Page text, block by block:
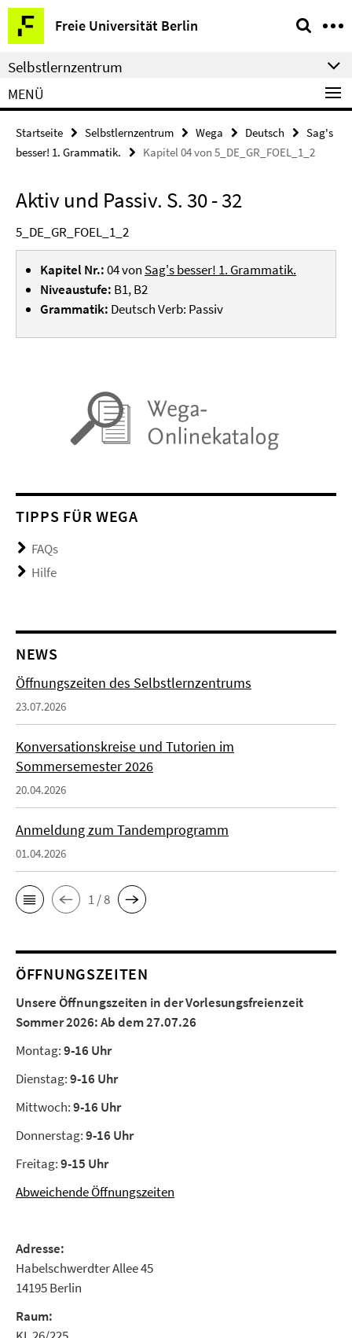
Springe
direkt
zu
Inhalt
Freie Universität Berlin
Service-
Navigation
Selbstlernzentrum
MENÜ
Startseite Selbstlernzentrum Wega Deutsch
Sag's
besser! 1. Grammatik.
Kapitel 04 von 5_DE_GR_FOEL_1_2
Aktiv und Passiv. S. 30 - 32
5_DE_GR_FOEL_1_2
Kapitel Nr.:04 von Sag's besser! 1. Grammatik.
Niveaustufe: B1, B2
Grammatik: Deutsch Verb: Passiv
TIPPS FÜR WEGA
FAQs
Hilfe
NEWS
Öffnungszeiten des Selbstlernzentrums
23.07.2026
Konversationskreise und Tutorien im
Sommersemester 2026
20.04.2026
Anmeldung zum Tandemprogramm
01.04.2026
1 / 8
ÖFFNUNGSZEITEN
Unsere Öffnungszeiten in der Vorlesungsfreienzeit
Sommer 2026:Ab dem 27.07.26
Montag:9-16 Uhr
Dienstag:9-16 Uhr
Mittwoch:9-16 Uhr
Donnerstag:9-16 Uhr
Freitag:9-15 Uhr
Abweichende Öffnungszeiten
Adresse:
Habelschwerdter Allee 45
14195 Berlin
Raum: